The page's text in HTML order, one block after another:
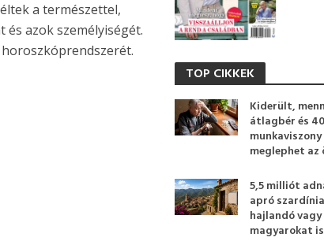
a természettel,
azok személyiségét.
TOP CIKKEK
Kiderült,
átlagbér és
meglephet az
5,5 milliót
apró
hajlandó
magyarokat